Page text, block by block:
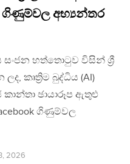
අභ්‍යන්තර
සංජන හත්තොටුව විසින් ශ්‍රී
කෘත්‍රිම බුද්ධිය (AI)
ඡායාරූප ඇතුළු
ගිණුම්වල
2026